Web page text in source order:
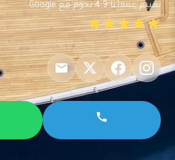
تقييم عملائنا 4.9 نجوم مع Google
★★★★★